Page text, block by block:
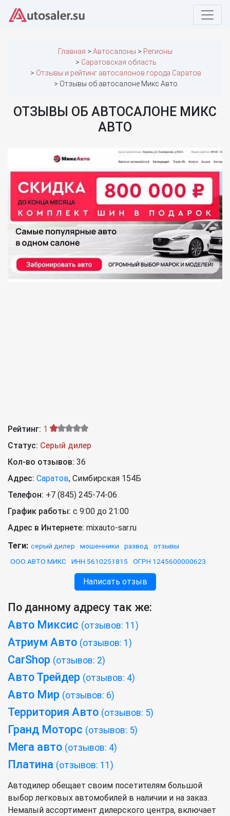
Главная Автосалоны
Регионы
Саратовская область
Отзывы и рейтинг автосалонов города Саратов
Отзывы об автосалоне Микс Авто
ОТЗЫВЫ ОБ АВТОСАЛОНЕ МИКС
АВТО
Рейтинг: 1
Статус: Серый дилер
Кол-во отзывов: 36
Адрес: Саратов, Симбирская 154Б
Телефон: +7 (845) 245-74-06
График работы: с 9:00 до 21:00
Адрес в Интернете: mixauto-sar.ru
Теги: серый дилер мошенники развод
отзывы
ООО АВТО МИКС
ИНН 5610251815 ОГРН 1245600000623
Написать отзыв
По данному адресу так же:
Авто Миксис (отзывов: 11)
Атриум Авто (отзывов: 1)
CarShop (отзывов: 2)
Авто Трейдер (отзывов: 4)
Авто Мир (отзывов: 6)
Территория Авто (отзывов: 5)
Гранд Моторс (отзывов: 5)
Мега авто (отзывов: 4)
Платина (отзывов: 11)
Автодилер обещает своим посетителям большой
выбор легковых автомобилей в наличии и на заказ.
Немалый ассортимент дилерского центра, включает